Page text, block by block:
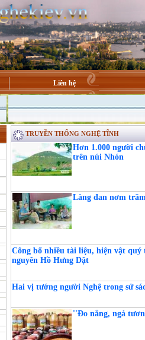
Liên hệ
TRUYỀN THỐNG NGHỆ TĨNH
Hơn 1.000 người
trên núi Nhón
Làng đan nơm
Công bố nhiều tài liệu, hiện vật
nguyên Hồ Hưng Dật
Hai vị tướng người Nghệ trong sử
''Đo nắng, ngả